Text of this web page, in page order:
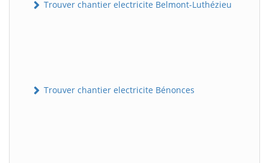
Trouver chantier electricite Belmont-Luthézieu
Trouver chantier electricite Bénonces